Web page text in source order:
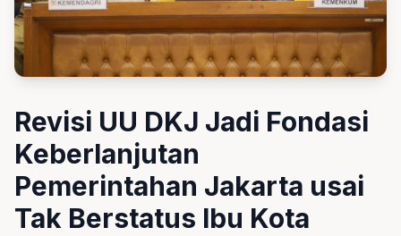
Revisi UU DKJ Jadi Fondasi
Keberlanjutan
Pemerintahan Jakarta usai
Tak Berstatus Ibu Kota